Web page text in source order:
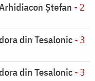
Ștefan - 2
din Tesalonic- 3
din Tesalonic- 3